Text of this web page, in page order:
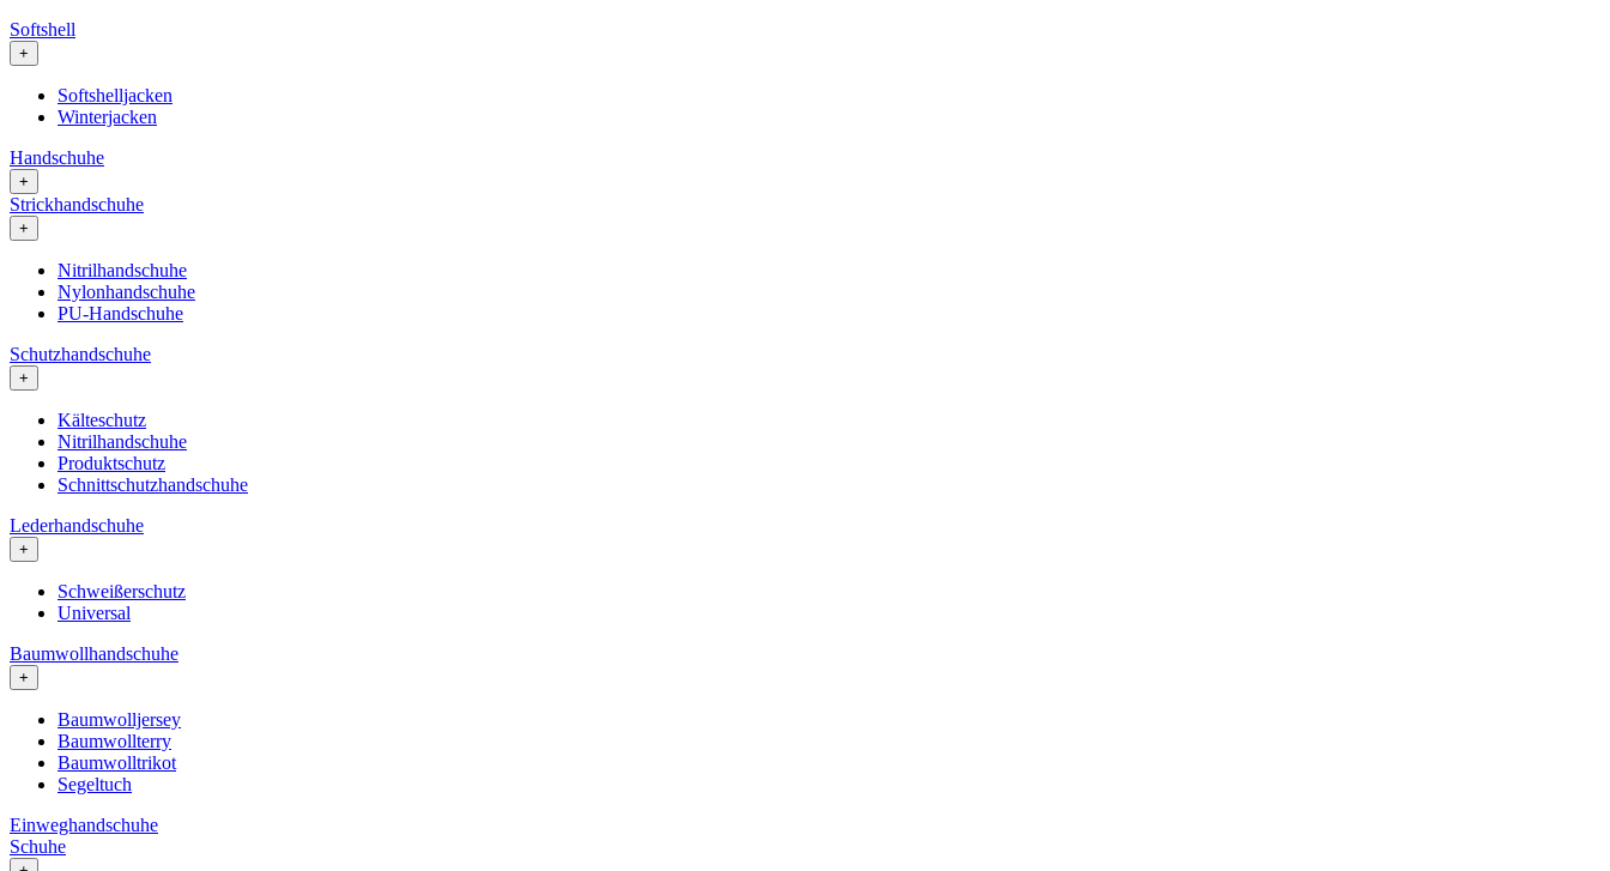
Softshell
+
Softshelljacken
Winterjacken
Handschuhe
+
Strickhandschuhe
+
Nitrilhandschuhe
Nylonhandschuhe
PU-Handschuhe
Schutzhandschuhe
+
Kälteschutz
Nitrilhandschuhe
Produktschutz
Schnittschutzhandschuhe
Lederhandschuhe
+
Schweißerschutz
Universal
Baumwollhandschuhe
+
Baumwolljersey
Baumwollterry
Baumwolltrikot
Segeltuch
Einweghandschuhe
Schuhe